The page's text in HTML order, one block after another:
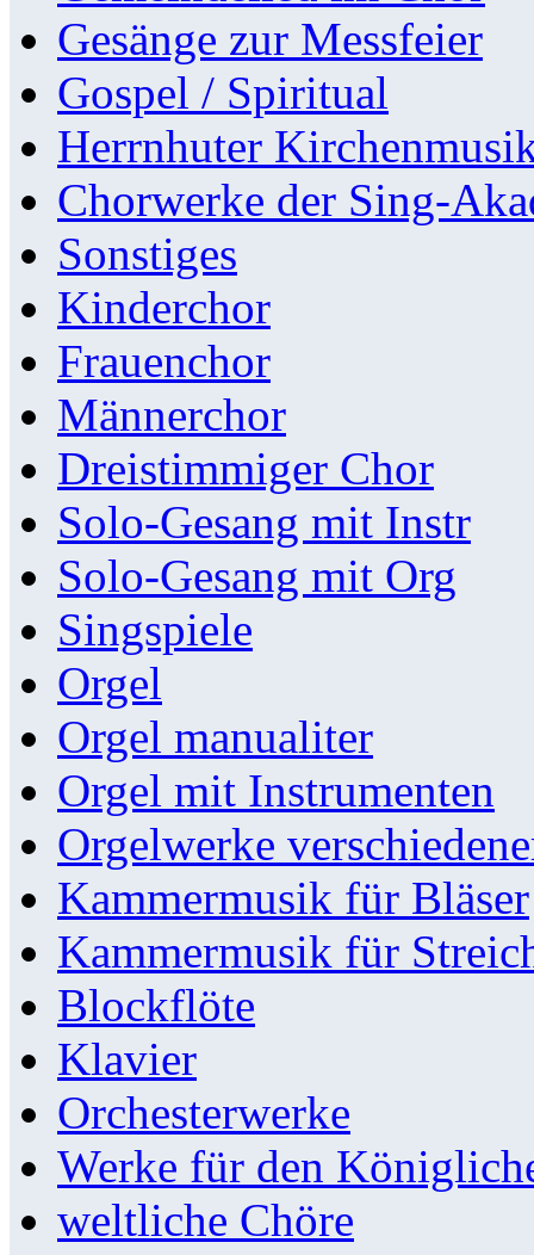
Gesänge zur Messfeier
Gospel / Spiritual
Herrnhuter
Chorwerke der Sing-
Sonstiges
Kinderchor
Frauenchor
Männerchor
Dreistimmiger Chor
Solo-Gesang mit Instr
Solo-Gesang mit Org
Singspiele
Orgel
Orgel manualiter
Orgel mit Instrumenten
Orgelwerke
Kammermusik für Bläser
Kammermusik für
Blockflöte
Klavier
Orchesterwerke
Werke für den
weltliche Chöre